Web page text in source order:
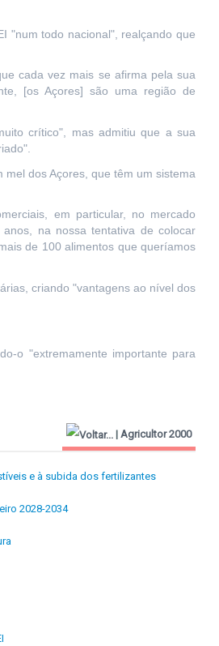
"num todo nacional", realçando que
cada vez mais se afirma pela sua
[os Açores] são uma região de
crítico", mas admitiu que a sua
dos Açores, que têm um sistema
em particular, no mercado
na nossa tentativa de colocar
de 100 alimentos que queríamos
criando "vantagens ao nível dos
o "extremamente importante para
| Agricultor 2000
e à subida dos fertilizantes
2028-2034